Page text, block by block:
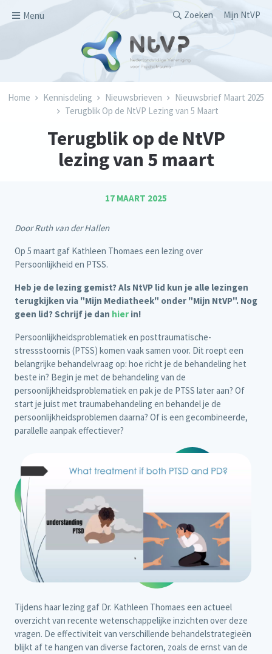
Menu
Secondary
Zoeken Mijn NtVP
Kruimelpad
Home Kennisdeling Nieuwsbrieven
Nieuwsbrief Maart 2025
Terugblik Op de NtVP Lezing van 5 Maart
Terugblik op de NtVP
lezing van 5 maart
17 MAART 2025
Door Ruth van der Hallen
Op 5 maart gaf Kathleen Thomaes een lezing over
Persoonlijkheid en PTSS.
Heb je de lezing gemist? Als NtVP lid kun je alle lezingen
terugkijken via "Mijn Mediatheek" onder "Mijn NtVP". Nog
geen lid? Schrijf je dan hier in!
Persoonlijkheidsproblematiek en posttraumatische-
stressstoornis (PTSS) komen vaak samen voor. Dit roept een
belangrijke behandelvraag op: hoe richt je de behandeling het
beste in? Begin je met de behandeling van de
persoonlijkheidsproblematiek en pak je de PTSS later aan? Of
start je juist met traumabehandeling en behandel je de
persoonlijkheidsproblemen daarna? Of is een gecombineerde,
parallelle aanpak effectiever?
Tijdens haar lezing gaf Dr. Kathleen Thomaes een actueel
overzicht van recente wetenschappelijke inzichten over deze
vragen. De effectiviteit van verschillende behandelstrategieën
blijkt af te hangen van diverse factoren, zoals de ernst van de